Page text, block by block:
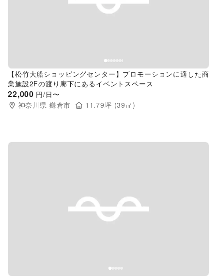
Previous slide
【松竹大船ショッピングセンター】プロモーションに適した商
業施設2Fの渡り廊下にあるイベントスペース
22,000 円/日〜
神奈川県 鎌倉市 11.79坪 (39 ㎡)
Previous slide